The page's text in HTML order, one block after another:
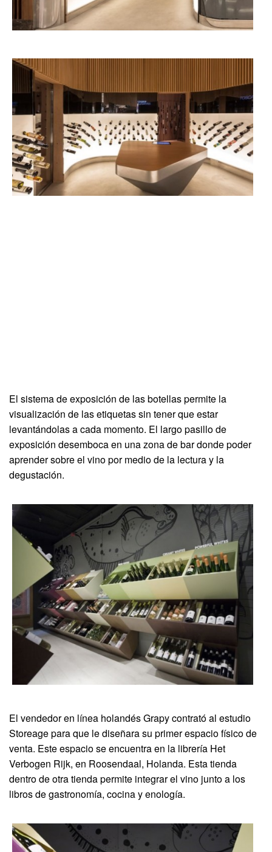
El sistema de exposición de las botellas permite la
visualización de las etiquetas sin tener que estar
levantándolas a cada momento. El largo pasillo de
exposición desemboca en una zona de bar donde poder
aprender sobre el vino por medio de la lectura y la
degustación.
El vendedor en línea holandés Grapy contrató al estudio
Storeage para que le diseñara su primer espacio físico de
venta. Este espacio se encuentra en la librería Het
Verbogen Rijk, en Roosendaal, Holanda. Esta tienda
dentro de otra tienda permite integrar el vino junto a los
libros de gastronomía, cocina y enología.